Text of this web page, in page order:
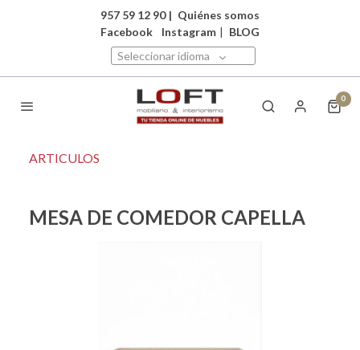
957 59 12 90 | Quiénes somos
Facebook
Instagram | BLOG
Seleccionar idioma
0
ARTICULOS
MESA DE COMEDOR CAPELLA